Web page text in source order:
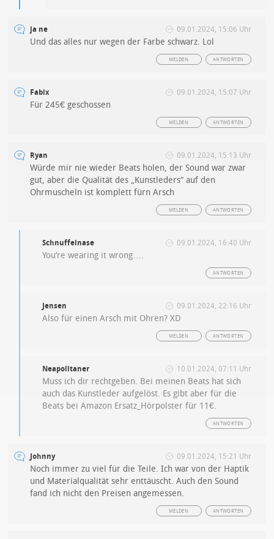
ja ne 09.01.2024, 15:06 Uhr
Und das alles nur wegen der Farbe schwarz. Lol
ANTWORTEN
MELDEN
Fabix 09.01.2024, 15:07 Uhr
Für 245€ geschossen
ANTWORTEN
MELDEN
Ryan 09.01.2024, 15:13 Uhr
Würde mir nie wieder Beats holen, der Sound war zwar
gut, aber die Qualität des „Kunstleders“ auf den
Ohrmuscheln ist komplett fürn Arsch
ANTWORTEN
MELDEN
Schnuffelnase 09.01.2024, 16:40 Uhr
You‘re wearing it wrong….
ANTWORTEN
Jensen 09.01.2024, 22:16 Uhr
Also für einen Arsch mit Ohren? XD
ANTWORTEN
MELDEN
Neapolitaner 10.01.2024, 07:11 Uhr
Muss ich dir rechtgeben. Bei meinen Beats hat sich
auch das Kunstleder aufgelöst. Es gibt aber für die
Beats bei Amazon Ersatz_Hörpolster für 11€.
ANTWORTEN
Johnny 09.01.2024, 15:21 Uhr
Noch immer zu viel für die Teile. Ich war von der Haptik
und Materialqualität sehr enttäuscht. Auch den Sound
fand ich nicht den Preisen angemessen.
ANTWORTEN
MELDEN